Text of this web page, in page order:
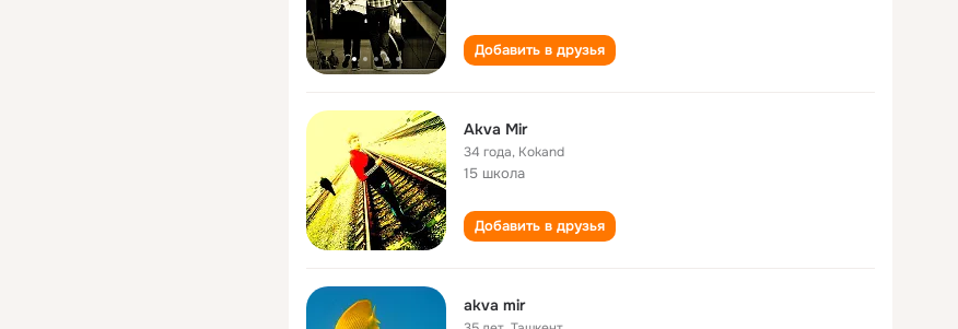
Добавить в друзья
Akva Mir
34 года, Kokand
15 школа
Добавить в друзья
akva mir